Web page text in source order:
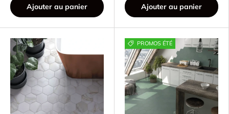
Ajouter au panier Ajouter au panier
PROMOS ÉTÉ